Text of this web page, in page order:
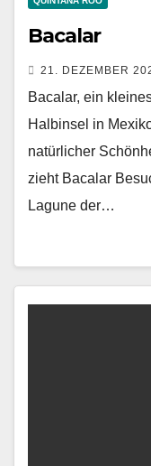
Bacalar
21. DEZEMBER
Bacalar, ein
Halbinsel in
natürlicher
zieht Bacalar
Lagune der…